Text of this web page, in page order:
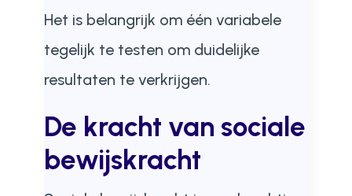
Het is belangrijk om één variabele
tegelijk te testen om duidelijke
resultaten te verkrijgen.
De kracht van sociale
bewijskracht